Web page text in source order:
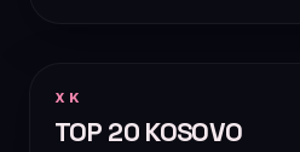
XK
TOP 20 KOSOVO